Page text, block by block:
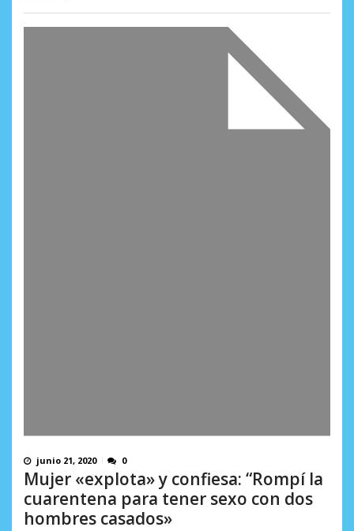
junio 21, 2020 0
Mujer «explota» y confiesa: “Rompí la
cuarentena para tener sexo con dos
hombres casados»